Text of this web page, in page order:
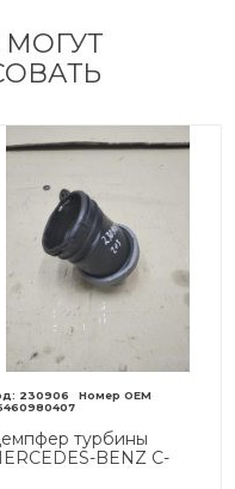
230906
турбины
BENZ C-